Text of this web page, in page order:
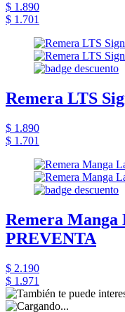
$ 1.890
$ 1.701
Remera LTS
$ 1.890
$ 1.701
Remera
PREVENTA
$ 2.190
$ 1.971